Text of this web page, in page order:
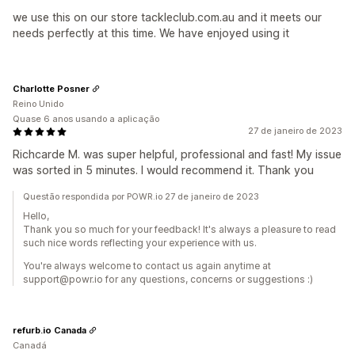
we use this on our store tackleclub.com.au and it meets our
needs perfectly at this time. We have enjoyed using it
27 de janeiro de 2023
Richcarde M. was super helpful, professional and fast! My issue
was sorted in 5 minutes. I would recommend it. Thank you
Charlotte Posner
Reino Unido
Quase 6 anos usando a aplicação
Questão respondida por POWR.io 27 de janeiro de 2023
Hello,
Thank you so much for your feedback! It's always a pleasure to read
such nice words reflecting your experience with us.
You're always welcome to contact us again anytime at
support@powr.io for any questions, concerns or suggestions :)
refurb.io Canada
Canadá